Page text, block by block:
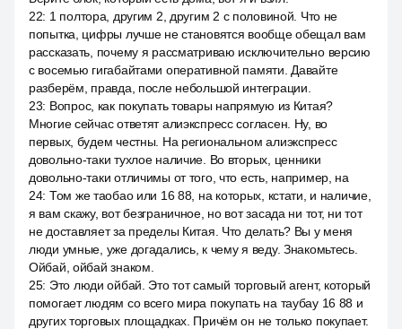
22: 1 полтора, другим 2, другим 2 с половиной. Что не
попытка, цифры лучше не становятся вообще обещал вам
рассказать, почему я рассматриваю исключительно версию
с восемью гигабайтами оперативной памяти. Давайте
разберём, правда, после небольшой интеграции.
23: Вопрос, как покупать товары напрямую из Китая?
Многие сейчас ответят алиэкспресс согласен. Ну, во
первых, будем честны. На региональном алиэкспресс
довольно-таки тухлое наличие. Во вторых, ценники
довольно-таки отличимы от того, что есть, например, на
24: Том же таобао или 16 88, на которых, кстати, и наличие,
я вам скажу, вот безграничное, но вот засада ни тот, ни тот
не доставляет за пределы Китая. Что делать? Вы у меня
люди умные, уже догадались, к чему я веду. Знакомьтесь.
Ойбай, ойбай знаком.
25: Это люди ойбай. Это тот самый торговый агент, который
помогает людям со всего мира покупать на таубау 16 88 и
других торговых площадках. Причём он не только покупает.